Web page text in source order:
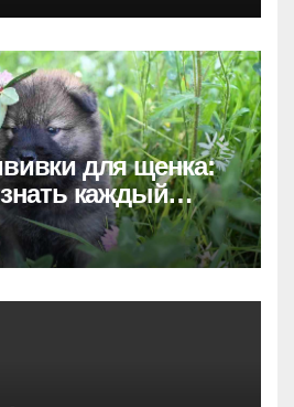
для щенка:
каждый